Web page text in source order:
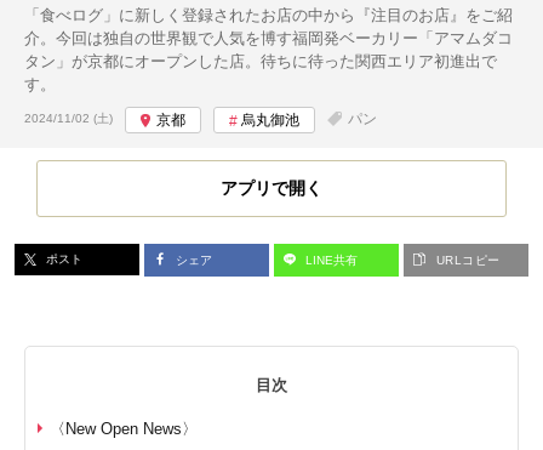
「食べログ」に新しく登録されたお店の中から『注目のお店』をご紹
介。今回は独自の世界観で人気を博す福岡発ベーカリー「アマムダコ
タン」が京都にオープンした店。待ちに待った関西エリア初進出で
す。
投稿日:
2024/11/02 (土) 京都 烏丸御池 パン
アプリで開く
ポスト シェア LINE共有 URLコピー
目次
〈New Open News〉